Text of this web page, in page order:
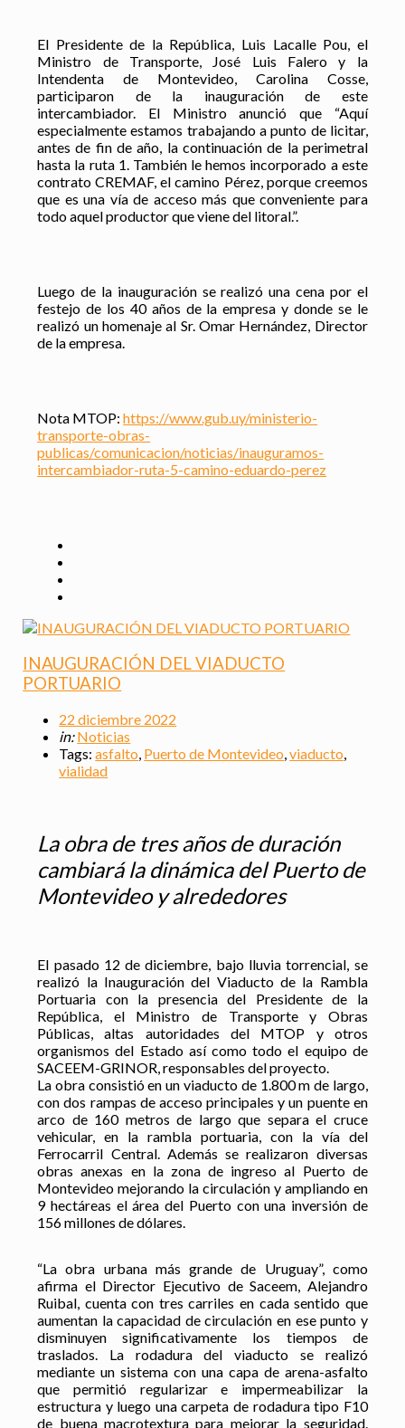
El Presidente de la República, Luis Lacalle Pou, el
Ministro de Transporte, José Luis Falero y la
Intendenta de Montevideo, Carolina Cosse,
participaron de la inauguración de este
intercambiador. El Ministro anunció que “Aquí
especialmente estamos trabajando a punto de licitar,
antes de fin de año, la continuación de la perimetral
hasta la ruta 1. También le hemos incorporado a este
contrato CREMAF, el camino Pérez, porque creemos
que es una vía de acceso más que conveniente para
todo aquel productor que viene del litoral.”.
Luego de la inauguración se realizó una cena por el
festejo de los 40 años de la empresa y donde se le
realizó un homenaje al Sr. Omar Hernández, Director
de la empresa.
Nota MTOP:https://www.gub.uy/ministerio-
transporte-obras-
publicas/comunicacion/noticias/inauguramos-
intercambiador-ruta-5-camino-eduardo-perez
INAUGURACIÓN DEL VIADUCTO
PORTUARIO
22 diciembre 2022
in:Noticias
Tags:asfalto, Puerto de Montevideo,viaducto,
vialidad
La obra de tres años de duración
cambiará la dinámica del Puerto de
Montevideo y alrededores
El pasado 12 de diciembre, bajo lluvia torrencial, se
realizó la Inauguración del Viaducto de la Rambla
Portuaria con la presencia del Presidente de la
República, el Ministro de Transporte y Obras
Públicas, altas autoridades del MTOP y otros
organismos del Estado así como todo el equipo de
SACEEM-GRINOR, responsables del proyecto.
La obra consistió en un viaducto de 1.800 m de largo,
con dos rampas de acceso principales y un puente en
arco de 160 metros de largo que separa el cruce
vehicular, en la rambla portuaria, con la vía del
Ferrocarril Central. Además se realizaron diversas
obras anexas en la zona de ingreso al Puerto de
Montevideo mejorando la circulación y ampliando en
9 hectáreas el área del Puerto con una inversión de
156 millones de dólares.
“La obra urbana más grande de Uruguay”, como
afirma el Director Ejecutivo de Saceem, Alejandro
Ruibal, cuenta con tres carriles en cada sentido que
aumentan la capacidad de circulación en ese punto y
disminuyen significativamente los tiempos de
traslados. La rodadura del viaducto se realizó
mediante un sistema con una capa de arena-asfalto
que permitió regularizar e impermeabilizar la
estructura y luego una carpeta de rodadura tipo F10
de buena macrotextura para mejorar la seguridad.